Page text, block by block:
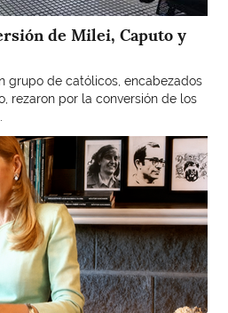
de Milei, Caputo y
grupo de católicos, encabezados
rezaron por la conversión de los